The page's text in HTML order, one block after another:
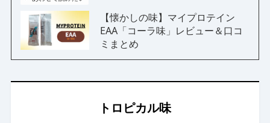
【懐かしの味】マイプロテイン
EAA「コーラ味」レビュー＆口コ
ミまとめ
トロピカル味